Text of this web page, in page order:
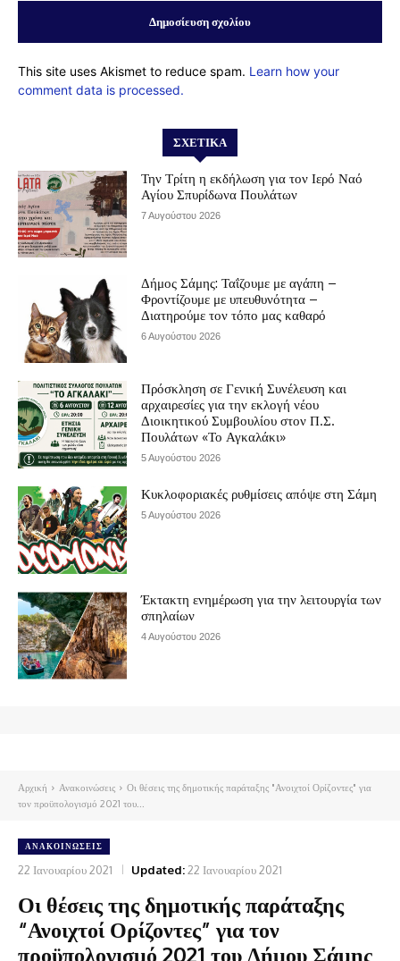
This site uses Akismet to reduce spam. Learn how your
comment data is processed.
ΣΧΕΤΙΚΆ
Την Τρίτη η εκδήλωση για τον Ιερό Ναό
Αγίου Σπυρίδωνα Πουλάτων
7 Αυγούστου 2026
Δήμος Σάμης: Ταΐζουμε με αγάπη –
Φροντίζουμε με υπευθυνότητα –
Διατηρούμε τον τόπο μας καθαρό
6 Αυγούστου 2026
Πρόσκληση σε Γενική Συνέλευση και
αρχαιρεσίες για την εκλογή νέου
Διοικητικού Συμβουλίου στον Π.Σ.
Πουλάτων «Το Αγκαλάκι»
5 Αυγούστου 2026
Κυκλοφοριακές ρυθμίσεις απόψε στη Σάμη
5 Αυγούστου 2026
Έκτακτη ενημέρωση για την λειτουργία των
σπηλαίων
4 Αυγούστου 2026